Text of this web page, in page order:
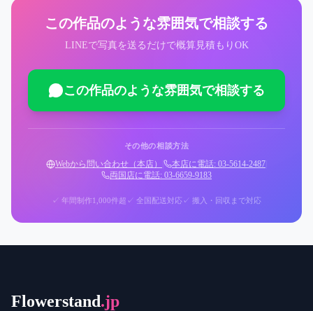
この作品のような雰囲気で相談する
LINEで写真を送るだけで概算見積もりOK
この作品のような雰囲気で相談する
その他の相談方法
Webから問い合わせ（本店） 本店に電話: 03-5614-2487
両国店に電話: 03-6659-9183
✓ 年間制作1,000件超 ✓ 全国配送対応 ✓ 搬入・回収まで対応
Flowerstand.jp